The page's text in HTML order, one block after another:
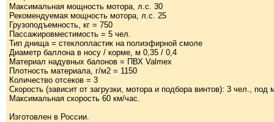
Максимальная мощность мотора, л.с. 30
Рекомендуемая мощность мотора, л.с. 25
Грузоподъемность, кг = 750
Пассажировместимость = 5 чел.
Тип днища = стеклопластик на полиэфирной смоле
Диаметр баллона в носу / корме, м 0,35 / 0,4
Материал надувных балонов = ПВХ Valmex
Плотность материала, г/м2 = 1150
Количество отсеков = 3
Скорость (зависит от загрузки, мотора и подбора винтов): 3 чел.,
Максимальная скорость 60 км/час.
Изготовлен в России.